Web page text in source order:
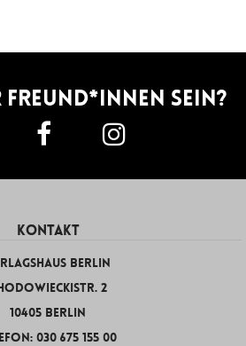
sein?
KONTAKT
Berlin
2
10405 Berlin
030 675 155 00